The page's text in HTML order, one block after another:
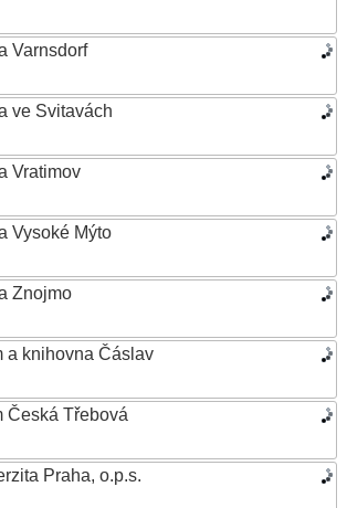
Varnsdorf
ve Svitavách
Vratimov
Vysoké Mýto
Znojmo
a knihovna Čáslav
Česká Třebová
Praha, o.p.s.